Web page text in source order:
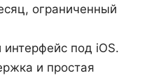
ограниченный
под iOS.
и простая